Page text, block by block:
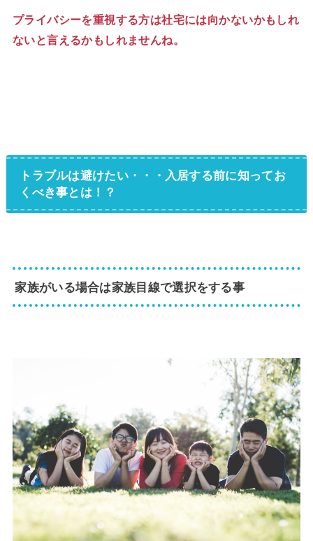
プライバシーを重視する方は社宅には向かないかもしれ
ないと言えるかもしれませんね。
トラブルは避けたい・・・入居する前に知ってお
くべき事とは！？
家族がいる場合は家族目線で選択をする事